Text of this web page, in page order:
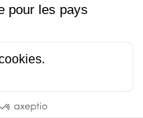
l’esprit dont tu as
que, remplis de ce
toi, auteur de